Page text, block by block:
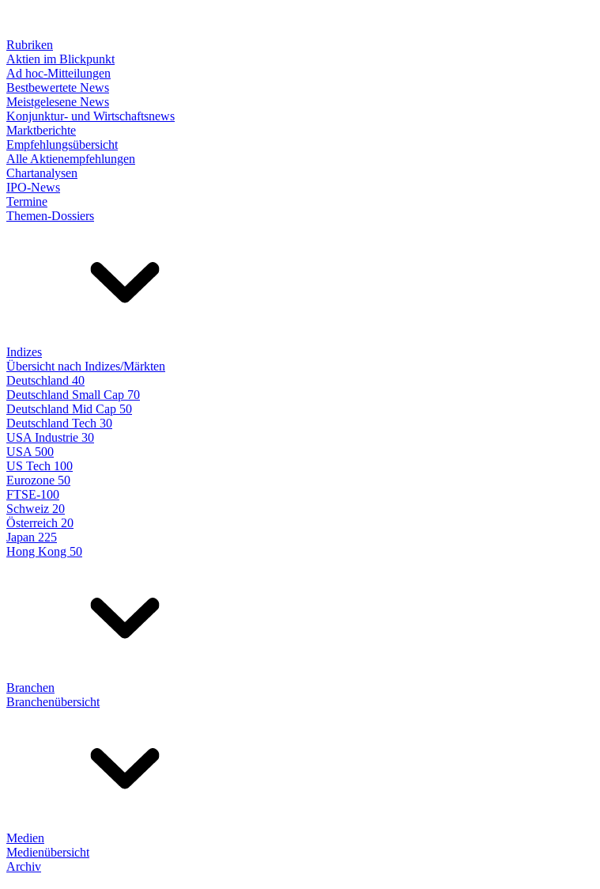
Rubriken
Aktien im Blickpunkt
Ad hoc-Mitteilungen
Bestbewertete News
Meistgelesene News
Konjunktur- und Wirtschaftsnews
Marktberichte
Empfehlungsübersicht
Alle Aktienempfehlungen
Chartanalysen
IPO-News
Termine
Themen-Dossiers
Indizes
Übersicht nach Indizes/Märkten
Deutschland 40
Deutschland Small Cap 70
Deutschland Mid Cap 50
Deutschland Tech 30
USA Industrie 30
USA 500
US Tech 100
Eurozone 50
FTSE-100
Schweiz 20
Österreich 20
Japan 225
Hong Kong 50
Branchen
Branchenübersicht
Medien
Medienübersicht
Archiv